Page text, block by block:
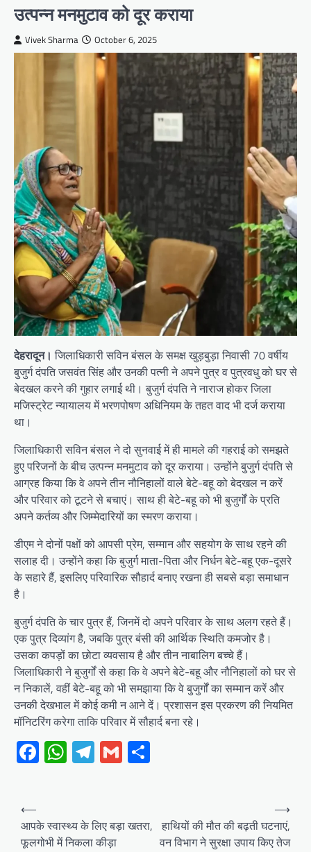
उत्पन्न मनमुटाव को दूर कराया
Vivek Sharma October 6, 2025
देहरादून। जिलाधिकारी सविन बंसल के समक्ष खुड़बुड़ा निवासी 70 वर्षीय
बुजुर्ग दंपति जसवंत सिंह और उनकी पत्नी ने अपने पुत्र व पुत्रवधु को घर से
बेदखल करने की गुहार लगाई थी। बुजुर्ग दंपति ने नाराज होकर जिला
मजिस्ट्रेट न्यायालय में भरणपोषण अधिनियम के तहत वाद भी दर्ज कराया
था।
जिलाधिकारी सविन बंसल ने दो सुनवाई में ही मामले की गहराई को समझते
हुए परिजनों के बीच उत्पन्न मनमुटाव को दूर कराया। उन्होंने बुजुर्ग दंपति से
आग्रह किया कि वे अपने तीन नौनिहालों वाले बेटे-बहू को बेदखल न करें
और परिवार को टूटने से बचाएं। साथ ही बेटे-बहू को भी बुजुर्गों के प्रति
अपने कर्तव्य और जिम्मेदारियों का स्मरण कराया।
डीएम ने दोनों पक्षों को आपसी प्रेम, सम्मान और सहयोग के साथ रहने की
सलाह दी। उन्होंने कहा कि बुजुर्ग माता-पिता और निर्धन बेटे-बहू एक-दूसरे
के सहारे हैं, इसलिए परिवारिक सौहार्द बनाए रखना ही सबसे बड़ा समाधान
है।
बुजुर्ग दंपति के चार पुत्र हैं, जिनमें दो अपने परिवार के साथ अलग रहते हैं।
एक पुत्र दिव्यांग है, जबकि पुत्र बंसी की आर्थिक स्थिति कमजोर है।
उसका कपड़ों का छोटा व्यवसाय है और तीन नाबालिग बच्चे हैं।
जिलाधिकारी ने बुजुर्गों से कहा कि वे अपने बेटे-बहू और नौनिहालों को घर से
न निकालें, वहीं बेटे-बहू को भी समझाया कि वे बुजुर्गों का सम्मान करें और
उनकी देखभाल में कोई कमी न आने दें। प्रशासन इस प्रकरण की नियमित
मॉनिटरिंग करेगा ताकि परिवार में सौहार्द बना रहे।
Facebook
WhatsApp
Telegram
Gmail
Post
navigation
⟵
आपके स्वास्थ्य के लिए बड़ा खतरा,
फूलगोभी में निकला कीड़ा
हाथियों की मौत की बढ़ती घटनाएं,
वन विभाग ने सुरक्षा उपाय किए तेज
⟶